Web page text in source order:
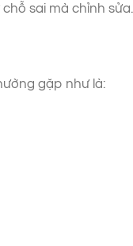
sai mà chỉnh sửa.
gặp như là: